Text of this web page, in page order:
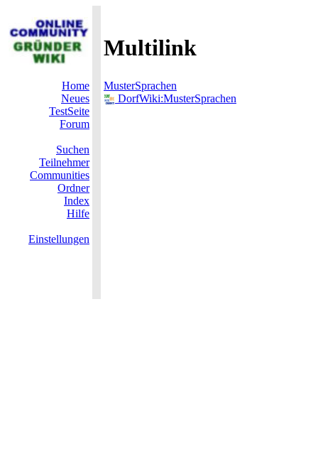
Multilink
Home
Neues
TestSeite
Forum
Suchen
Teilnehmer
Communities
Ordner
Index
Hilfe
Einstellungen
MusterSprachen
DorfWiki:MusterSprachen